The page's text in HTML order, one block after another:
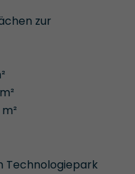
zur
Technologiepark